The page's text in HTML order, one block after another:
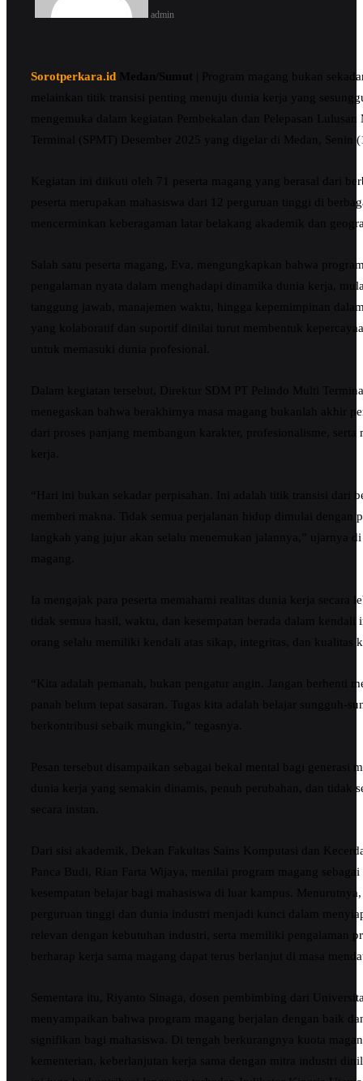
admin
Sorotperkara.id Medan/Sumut
| Program magang bukan
melainkan titik transisi penting menuju dunia kerja yang
mengemuka dalam kegiatan Pembekalan dan Pelepasan
Terminal (SPMT) Desember 2025 yang digelar di Medan, Senin
Kegiatan ini diikuti oleh 71 peserta magang yang berasal dari
peserta merupakan mahasiswa dari 12 perguruan tinggi di
mencerminkan keberagaman latar belakang akademik dan
Salah satu peserta magang, Eva, mengungkapkan bahwa
pengalaman nyata dalam menghadapi dinamika dunia kerja,
tanggung jawab, manajemen waktu, hingga kepemimpinan
yang kolaboratif dan suportif dinilai turut membentuk
untuk memasuki dunia profesional.
Dalam kegiatan tersebut, Direktur SDM PT Pelindo Multi
menegaskan bahwa berakhirnya masa magang bukanlah akhir
dari proses panjang membangun karakter, profesionalisme,
kerja.
“Hari ini bukan sekadar perpisahan. Ini adalah titik transisi dari
memberi makna. Tidak semua perjalanan hidup dimulai dengan
langkah yang jujur akan selalu menemukan jalannya,” ujarnya
magang.
Ia mengajak para peserta memahami realitas dunia kerja secara
tidak semua hasil, waktu, dan kesempatan berada dalam
orang selalu memiliki kendali atas sikap, integritas, dan kualitas
“Kita adalah pemanah, bukan pengatur angin. Jangan berhenti
panah belum tepat sasaran. Tugas kita adalah belajar sungguh-
berkontribusi sebaik mungkin,” tegasnya.
Pesan tersebut disampaikan sebagai bekal mental bagi generasi
dunia kerja yang semakin dinamis, penuh perubahan, dan tidak
secara instan.
Dari sisi akademik, Dekan Fakultas Sains Komputasi dan
Panca Budi, Rian Farta Wijaya, menilai program magang
kesempatan belajar bagi mahasiswa di luar kampus.
perguruan tinggi dan dunia industri menjadi kunci dalam
relevan dengan kebutuhan industri, serta memiliki pengalaman
berharap kerja sama magang dapat terus berlanjut di masa
Sementara itu, Riyanto Sinaga, dosen pembimbing dari
menyampaikan bahwa program magang berjalan dengan baik
signifikan bagi mahasiswa. Di tengah berkurangnya kuota
kementerian, keberlanjutan kerja sama dengan mitra industri